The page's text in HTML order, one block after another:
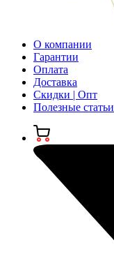
О компании
Гарантии
Оплата
Доставка
Скидки | Опт
Полезные статьи